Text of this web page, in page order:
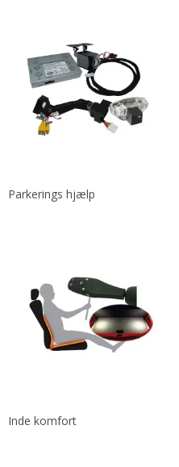
Parkerings hjælp
Inde komfort